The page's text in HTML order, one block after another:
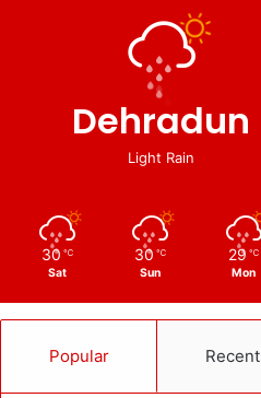
Dehradun
Light Rain
30 ℃
Sat
30 ℃
Sun
29 ℃
Mon
Popular Recent